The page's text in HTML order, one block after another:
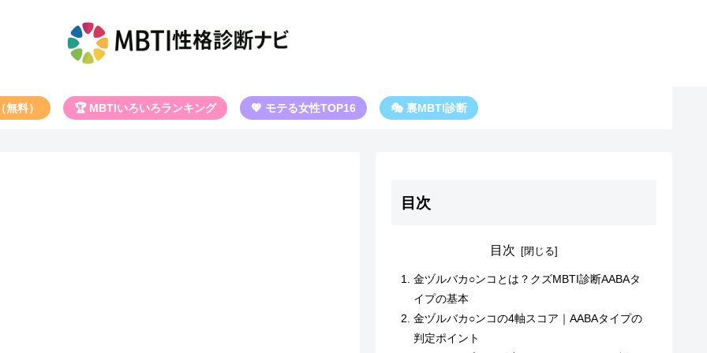
料） 🏆 MBTIいろいろランキング 💖 モテる女性TOP16 🎭 裏MBTI診断
目次
目次
金ヅルバカ○ンコとは？クズMBTI診断AABAタ
イプの基本
金ヅルバカ○ンコの4軸スコア｜AABAタイプの
判定ポイント